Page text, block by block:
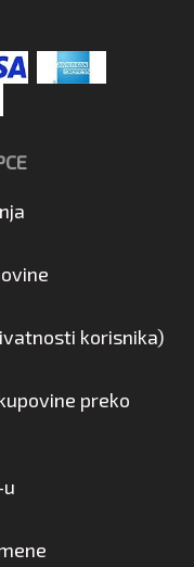
korisnika)
preko